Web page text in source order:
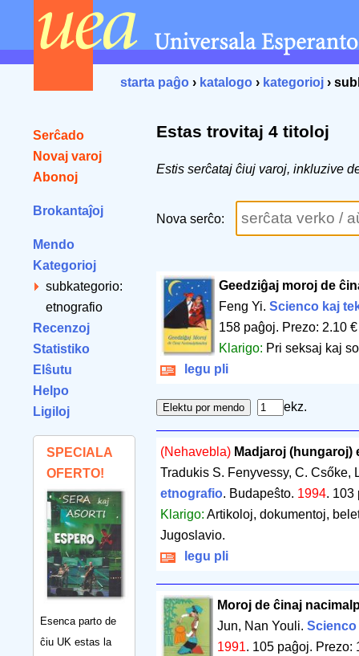
starta paĝo › katalogo › kategorioj ›
Serĉado
Novaj varoj
Abonoj
Brokantaĵoj
Mendo
Kategorioj
subkategorio:
etnografio
Recenzoj
Statistiko
Elŝutu
Helpo
Ligiloj
SPECIALA
OFERTO!
Esenca parto de
ĉiu UK estas la
Estas trovitaj 4 titoloj
Estis serĉataj ĉiuj varoj, inkluzive
Nova serĉo:
Geedziĝaj moroj de
Feng Yi.Scienco kaj
158 paĝoj. Prezo: 2.10 €
Klarigo: Pri seksaj kaj
legu pli
ekz.
(Nehavebla) Madjaroj (hungaroj)
Tradukis S. Fenyvessy, C. Csőke,
etnografio. Budapeŝto. 1994. 103
Klarigo: Artikoloj, dokumentoj,
Jugoslavio.
legu pli
Moroj de ĉinaj
Jun, Nan Youli.
1991. 105 paĝoj. Prezo: